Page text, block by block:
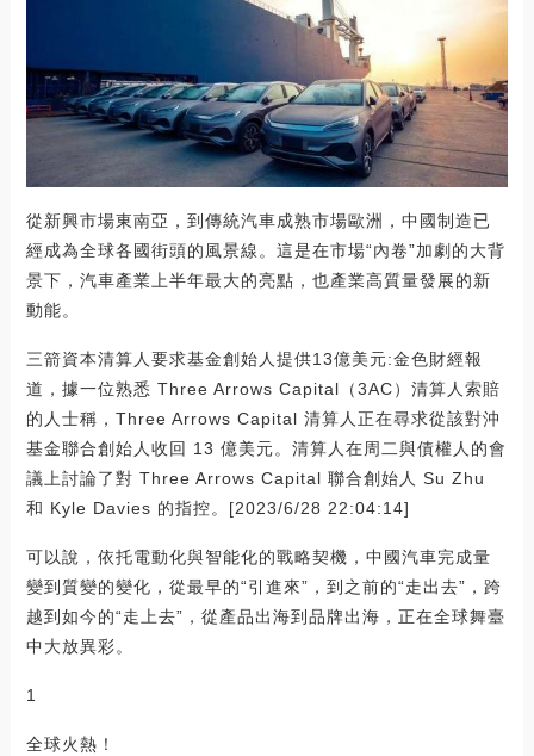
從新興市場東南亞，到傳統汽車成熟市場歐洲，中國制造已
經成為全球各國街頭的風景線。這是在市場“內卷”加劇的大背
景下，汽車產業上半年最大的亮點，也產業高質量發展的新
動能。
三箭資本清算人要求基金創始人提供13億美元:金色財經報
道，據一位熟悉 Three Arrows Capital（3AC）清算人索賠
的人士稱，Three Arrows Capital 清算人正在尋求從該對沖
基金聯合創始人收回 13 億美元。清算人在周二與債權人的會
議上討論了對 Three Arrows Capital 聯合創始人 Su Zhu
和 Kyle Davies 的指控。[2023/6/28 22:04:14]
可以說，依托電動化與智能化的戰略契機，中國汽車完成量
變到質變的變化，從最早的“引進來”，到之前的“走出去”，跨
越到如今的“走上去”，從產品出海到品牌出海，正在全球舞臺
中大放異彩。
1
全球火熱！